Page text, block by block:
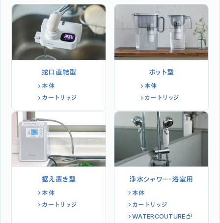
蛇口直結型
本体
カートリッジ
ポット型
本体
カートリッジ
据え置き型
本体
カートリッジ
浄水シャワー・浴室用
本体
カートリッジ
WATERCOUTURE